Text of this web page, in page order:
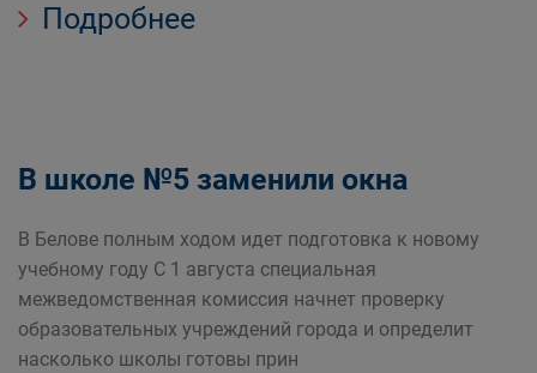
Подробнее
В школе №5 заменили окна
В Белове полным ходом идет подготовка к новому
учебному году С 1 августа специальная
межведомственная комиссия начнет проверку
образовательных учреждений города и определит
насколько школы готовы прин